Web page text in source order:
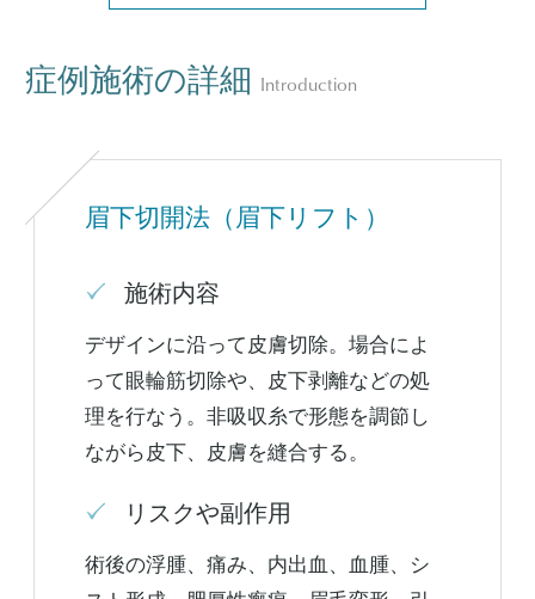
症例施術の詳細 Introduction
眉下切開法（眉下リフト）
施術内容
デザインに沿って皮膚切除。場合によ
って眼輪筋切除や、皮下剥離などの処
理を行なう。非吸収糸で形態を調節し
ながら皮下、皮膚を縫合する。
リスクや副作用
術後の浮腫、痛み、内出血、血腫、シ